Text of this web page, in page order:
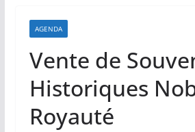
AGENDA
Vente de
Historiques
Royauté